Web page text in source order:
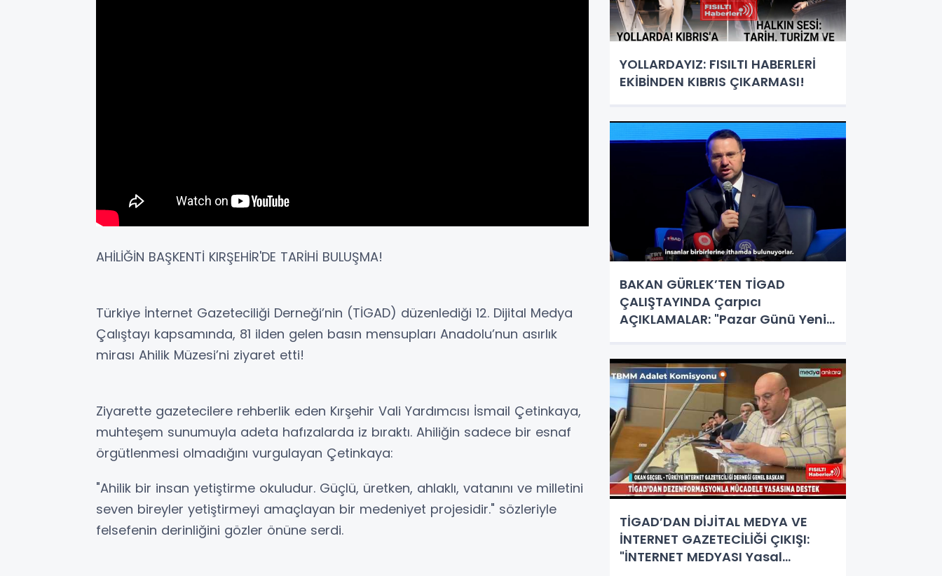
AHİLİĞİN BAŞKENTİ KIRŞEHİR'DE TARİHİ BULUŞMA!
​Türkiye İnternet Gazeteciliği Derneği’nin (TİGAD) düzenlediği 12. Dijital Medya
Çalıştayı kapsamında, 81 ilden gelen basın mensupları Anadolu’nun asırlık
mirası Ahilik Müzesi’ni ziyaret etti!
​Ziyarette gazetecilere rehberlik eden Kırşehir Vali Yardımcısı İsmail Çetinkaya,
muhteşem sunumuyla adeta hafızalarda iz bıraktı. Ahiliğin sadece bir esnaf
örgütlenmesi olmadığını vurgulayan Çetinkaya:
"Ahilik bir insan yetiştirme okuludur. Güçlü, üretken, ahlaklı, vatanını ve milletini
seven bireyler yetiştirmeyi amaçlayan bir medeniyet projesidir." sözleriyle
felsefenin derinliğini gözler önüne serdi.
YOLLARDAYIZ: FISILTI HABERLERİ
EKİBİNDEN KIBRIS ÇIKARMASI!
BAKAN GÜRLEK’TEN TİGAD
ÇALIŞTAYINDA Çarpıcı
AÇIKLAMALAR: "Pazar Günü Yeni
TİGAD’DAN DİJİTAL MEDYA VE
İNTERNET GAZETECİLİĞİ ÇIKIŞI:
"İNTERNET MEDYASI Yasal